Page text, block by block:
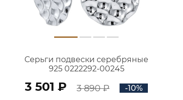
Серьги подвески серебряные
925 0222292-00245
3 501 ₽ 3 890 ₽
-10%